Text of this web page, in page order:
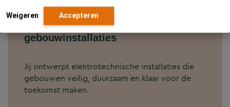
Weigeren Accepteren
Adviseur elektrotechniek
gebouwinstallaties
Jij ontwerpt elektrotechnische installaties die
gebouwen veilig, duurzaam en klaar voor de
toekomst maken.